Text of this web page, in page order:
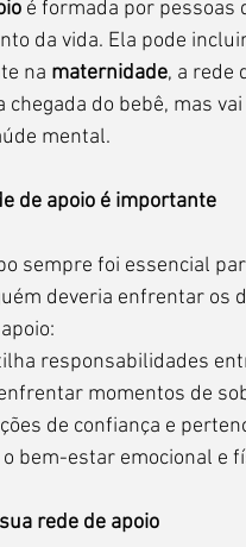
é formada por pessoas
da vida. Ela pode
na maternidade, a rede
chegada do bebê, mas
mental.
de apoio é importante
sempre foi essencial
deveria enfrentar os
responsabilidades
momentos de
de confiança e
bem-estar emocional e
rede de apoio